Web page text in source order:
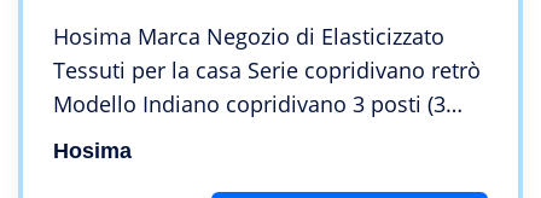
Hosima Marca Negozio di Elasticizzato
Tessuti per la casa Serie copridivano retrò
Modello Indiano copridivano 3 posti (3
posti (190-230 cm),BDB68)
Hosima